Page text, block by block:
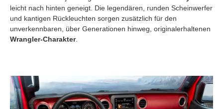
leicht nach hinten geneigt. Die legendären, runden Scheinwerfer
und kantigen Rückleuchten sorgen zusätzlich für den
unverkennbaren, über Generationen hinweg, originalerhaltenen
Wrangler-Charakter.